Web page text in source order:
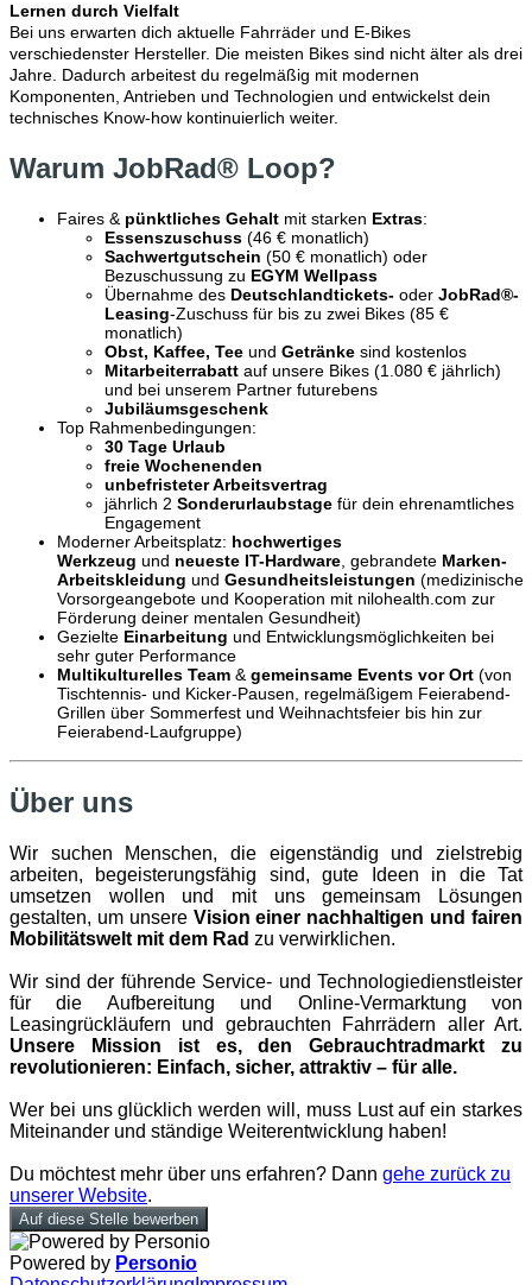
Lernen durch Vielfalt
Bei uns erwarten dich aktuelle Fahrräder und E-Bikes
verschiedenster Hersteller. Die meisten Bikes sind nicht älter als drei
Jahre. Dadurch arbeitest du regelmäßig mit modernen
Komponenten, Antrieben und Technologien und entwickelst dein
technisches Know-how kontinuierlich weiter.
Warum JobRad® Loop?
Faires & pünktliches Gehalt mit starken Extras:
Essenszuschuss (46 € monatlich)
Sachwertgutschein (50 € monatlich) oder
Bezuschussung zu EGYM Wellpass
Übernahme des Deutschlandtickets- oder JobRad®-
Leasing-Zuschuss für bis zu zwei Bikes (85 €
monatlich)
Obst, Kaffee, Tee und Getränke sind kostenlos
Mitarbeiterrabatt auf unsere Bikes (1.080 € jährlich)
und bei unserem Partner futurebens
Jubiläumsgeschenk
Top Rahmenbedingungen:
30 Tage Urlaub
freie Wochenenden
unbefristeter Arbeitsvertrag
jährlich 2 Sonderurlaubstage für dein ehrenamtliches
Engagement
Moderner Arbeitsplatz: hochwertiges
Werkzeug und neueste IT-Hardware , gebrandete Marken-
Arbeitskleidung und Gesundheitsleistungen (medizinische
Vorsorgeangebote und Kooperation mit nilohealth.com zur
Förderung deiner mentalen Gesundheit)
Gezielte Einarbeitung und Entwicklungsmöglichkeiten bei
sehr guter Performance
Multikulturelles Team & gemeinsame Events vor Ort (von
Tischtennis- und Kicker-Pausen, regelmäßigem Feierabend-
Grillen über Sommerfest und Weihnachtsfeier bis hin zur
Feierabend-Laufgruppe)
Über uns
Wir suchen Menschen, die eigenständig und zielstrebig
arbeiten, begeisterungsfähig sind, gute Ideen in die Tat
umsetzen wollen und mit uns gemeinsam Lösungen
gestalten, um unsere Vision einer nachhaltigen und fairen
Mobilitätswelt mit dem Rad zu verwirklichen.
Wir sind der führende Service- und Technologiedienstleister
für die Aufbereitung und Online-Vermarktung von
Leasingrückläufern und gebrauchten Fahrrädern aller Art.
Unsere Mission ist es, den Gebrauchtradmarkt zu
revolutionieren: Einfach, sicher, attraktiv – für alle.
Wer bei uns glücklich werden will, muss Lust auf ein starkes
Miteinander und ständige Weiterentwicklung haben!
Du möchtest mehr über uns erfahren? Dann gehe zurück zu
unserer Website.
Auf diese Stelle bewerben
Powered by Personio